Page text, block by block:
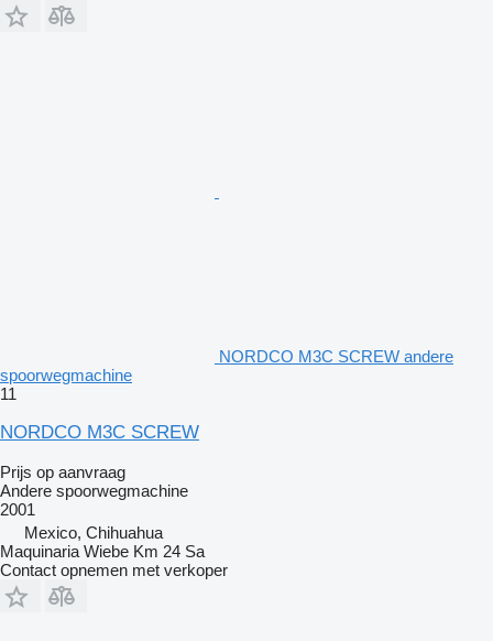
NORDCO M3C SCREW andere
spoorwegmachine
11
NORDCO M3C SCREW
Prijs op aanvraag
Andere spoorwegmachine
2001
Mexico, Chihuahua
Maquinaria Wiebe Km 24 Sa
Contact opnemen met verkoper